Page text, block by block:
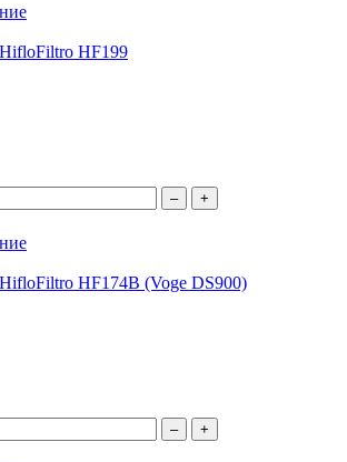
HF199
– +
HF174B (Voge DS900)
– +